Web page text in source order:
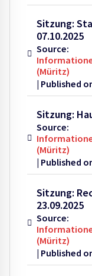
Sitzung:
07.10.2025
Source:
(Müritz)
Published
Sitzung:
Source:
(Müritz)
Published
Sitzung:
23.09.2025
Source:
(Müritz)
Published